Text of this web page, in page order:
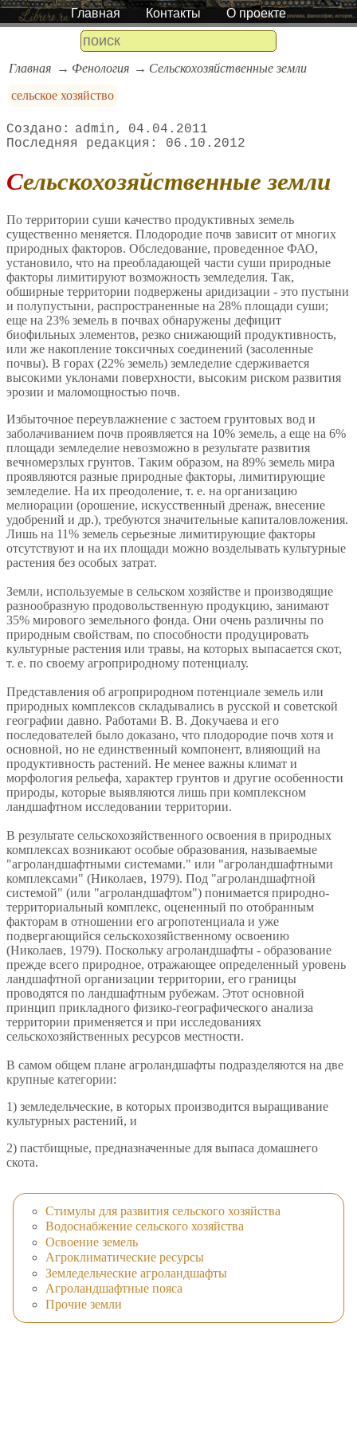
Главная Контакты О проекте
Главная Фенология
Сельскохозяйственные земли
сельское хозяйство
admin
04.04.2011
06.10.2012
Сельскохозяйственные земли
По территории суши качество продуктивных земель
существенно меняется. Плодородие почв зависит от многих
природных факторов. Обследование, проведенное ФАО,
установило, что на преобладающей части суши природные
факторы лимитируют возможность земледелия. Так,
обширные территории подвержены аридизации - это пустыни
и полупустыни, распространенные на 28% площади суши;
еще на 23% земель в почвах обнаружены дефицит
биофильных элементов, резко снижающий продуктивность,
или же накопление токсичных соединений (засоленные
почвы). В горах (22% земель) земледелие сдерживается
высокими уклонами поверхности, высоким риском развития
эрозии и маломощностью почв.
Избыточное переувлажнение с застоем грунтовых вод и
заболачиванием почв проявляется на 10% земель, а еще на 6%
площади земледелие невозможно в результате развития
вечномерзлых грунтов. Таким образом, на 89% земель мира
проявляются разные природные факторы, лимитирующие
земледелие. На их преодоление, т. е. на организацию
мелиорации (орошение, искусственный дренаж, внесение
удобрений и др.), требуются значительные капиталовложения.
Лишь на 11% земель серьезные лимитирующие факторы
отсутствуют и на их площади можно возделывать культурные
растения без особых затрат.
Земли, используемые в сельском хозяйстве и производящие
разнообразную продовольственную продукцию, занимают
35% мирового земельного фонда. Они очень различны по
природным свойствам, по способности продуцировать
культурные растения или травы, на которых выпасается скот,
т. е. по своему агроприродному потенциалу.
Представления об агроприродном потенциале земель или
природных комплексов складывались в русской и советской
географии давно. Работами В. В. Докучаева и его
последователей было доказано, что плодородие почв хотя и
основной, но не единственный компонент, влияющий на
продуктивность растений. Не менее важны климат и
морфология рельефа, характер грунтов и другие особенности
природы, которые выявляются лишь при комплексном
ландшафтном исследовании территории.
В результате сельскохозяйственного освоения в природных
комплексах возникают особые образования, называемые
"агроландшафтными системами." или "агроландшафтными
комплексами" (Николаев, 1979). Под "агроландшафтной
системой" (или "агроландшафтом") понимается природно-
территориальный комплекс, оцененный по отобранным
факторам в отношении его агропотенциала и уже
подвергающийся сельскохозяйственному освоению
(Николаев, 1979). Поскольку агроландшафты - образование
прежде всего природное, отражающее определенный уровень
ландшафтной организации территории, его границы
проводятся по ландшафтным рубежам. Этот основной
принцип прикладного физико-географического анализа
территории применяется и при исследованиях
сельскохозяйственных ресурсов местности.
В самом общем плане агроландшафты подразделяются на две
крупные категории:
1) земледельческие, в которых производится выращивание
культурных растений, и
2) пастбищные, предназначенные для выпаса домашнего
скота.
Стимулы для развития сельского хозяйства
Водоснабжение сельского хозяйства
Освоение земель
Агроклиматические ресурсы
Земледельческие агроландшафты
Агроландшафтные пояса
Прочие земли